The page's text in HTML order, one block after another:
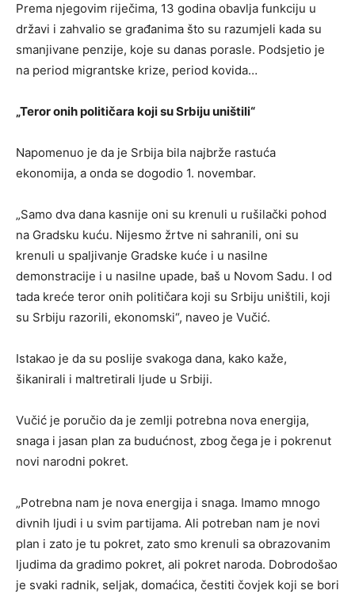
Prema njegovim riječima, 13 godina obavlja funkciju u
državi i zahvalio se građanima što su razumjeli kada su
smanjivane penzije, koje su danas porasle. Podsjetio je
na period migrantske krize, period kovida…
„Teror onih političara koji su Srbiju uništili“
Napomenuo je da je Srbija bila najbrže rastuća
ekonomija, a onda se dogodio 1. novembar.
„Samo dva dana kasnije oni su krenuli u rušilački pohod
na Gradsku kuću. Nijesmo žrtve ni sahranili, oni su
krenuli u spaljivanje Gradske kuće i u nasilne
demonstracije i u nasilne upade, baš u Novom Sadu. I od
tada kreće teror onih političara koji su Srbiju uništili, koji
su Srbiju razorili, ekonomski“, naveo je Vučić.
Istakao je da su poslije svakoga dana, kako kaže,
šikanirali i maltretirali ljude u Srbiji.
Vučić je poručio da je zemlji potrebna nova energija,
snaga i jasan plan za budućnost, zbog čega je i pokrenut
novi narodni pokret.
„Potrebna nam je nova energija i snaga. Imamo mnogo
divnih ljudi i u svim partijama. Ali potreban nam je novi
plan i zato je tu pokret, zato smo krenuli sa obrazovanim
ljudima da gradimo pokret, ali pokret naroda. Dobrodošao
je svaki radnik, seljak, domaćica, čestiti čovjek koji se bori